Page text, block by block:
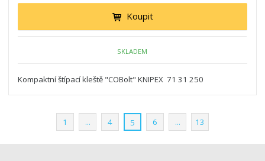
Koupit
SKLADEM
Kompaktní štípací kleště "COBolt" KNIPEX 71 31 250
1 ... 4 5 6 ... 13